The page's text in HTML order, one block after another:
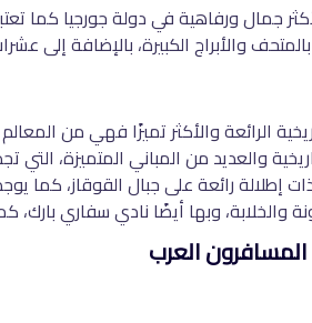
جمال ورفاهية في دولة جورجيا كما
والأبراج الكبيرة، بالإضافة إلى
الرائعة والأكثر تميزًا فهي من
والعديد من المباني المتميزة،
ذات إطلالة رائعة على جبال القوقاز، كما
والخلابة، وبها أيضًا نادي سفاري
العرب